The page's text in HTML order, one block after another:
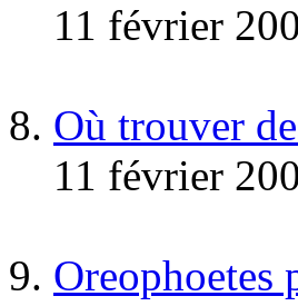
11 février
Où trouver
11 février
Oreophoetes